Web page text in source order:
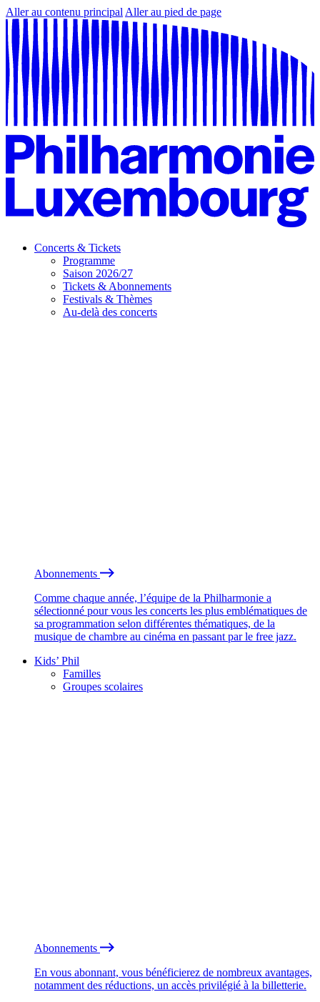
Aller au contenu principal Aller au pied de page
Concerts & Tickets
Programme
Saison 2026/27
Tickets & Abonnements
Festivals & Thèmes
Au-delà des concerts
Abonnements
Comme chaque année, l’équipe de la Philharmonie a
sélectionné pour vous les concerts les plus emblématiques de
sa programmation selon différentes thématiques, de la
musique de chambre au cinéma en passant par le free jazz.
Kids’ Phil
Familles
Groupes scolaires
Abonnements
En vous abonnant, vous bénéficierez de nombreux avantages,
notamment des réductions, un accès privilégié à la billetterie.